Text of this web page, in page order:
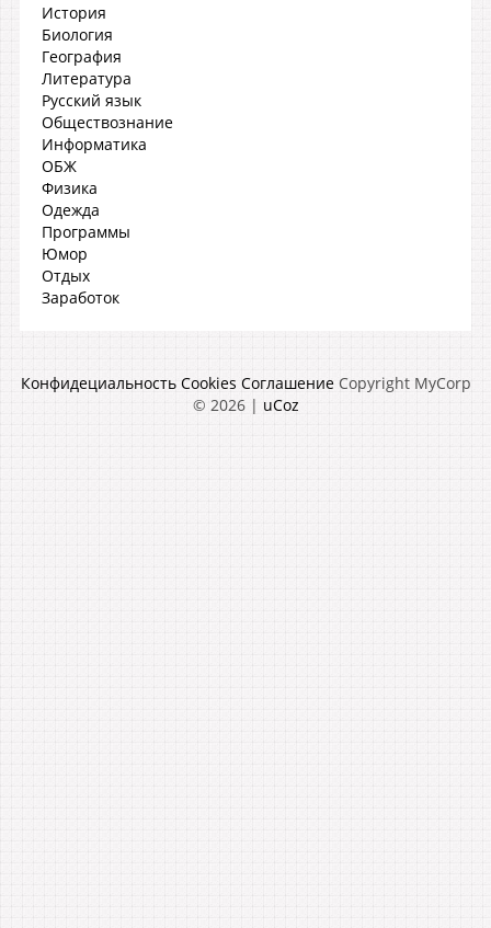
История
Биология
География
Литература
Русский язык
Обществознание
Информатика
ОБЖ
Физика
Одежда
Программы
Юмор
Отдых
Заработок
Конфидециальность Cookies Соглашение Copyright MyCorp
© 2026| uCoz